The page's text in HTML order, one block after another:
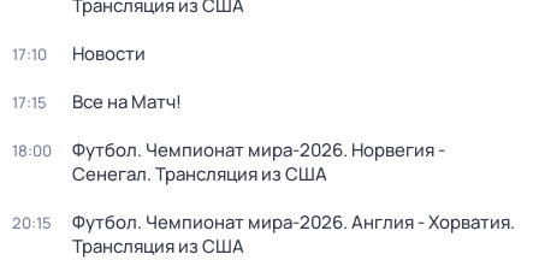
Трансляция из США
17:10 Новости
17:15 Все на Матч!
18:00
Футбол. Чемпионат мира-2026. Норвегия -
Сенегал. Трансляция из США
20:15
Футбол. Чемпионат мира-2026. Англия - Хорватия.
Трансляция из США